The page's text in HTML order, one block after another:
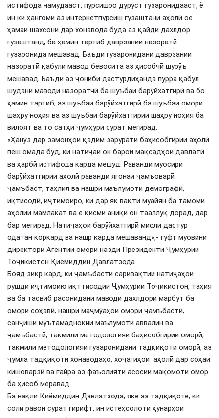
истифода намудааст, пурсишро дуруст гузаронидааст, ё
ин ки ҳангоми аз интернетпурсиш гузаштани аҳолӣ оё
ҳамаи шахсони дар хонавода буда аз қайди дахлдор
гузаштанд, ба ҳамин тартиб даврзании назоратӣ
гузаронида мешавад. Баъди гузаронидани даврзании
назоратӣ қабули мавод бевосита аз ҳисобчӣ шурӯъ
мешавад. Баъди аз ҷониби дастурдиҳанда пурра қабул
шудани маводи назоратчӣ ба шуъбаи барӯйхатгирӣ ва бо
ҳамин тартиб, аз шуъбаи барӯйхатгирӣ ба шуъбаи омори
шаҳру ноҳия ва аз шуъбаи барӯйхатгирии шаҳру ноҳия ба
вилоят ва то сатҳи ҷумҳурӣ сурат мегирад.
«Ҳанӯз дар замонҳои қадим зарурати баҳисобгирии аҳолӣ
пеш омада буд, ки натиҷаи он барои мақсадҳои давлатӣ
ва ҳарбӣ истифода карда мешуд. Раванди муосири
барӯйхатгирии аҳолӣ раванди ягонаи ҷамъоварӣ,
ҷамъбаст, таҳлил ва нашри маълумоти демографӣ,
иқтисодӣ, иҷтимоиро, ки дар як вақти муайян ба тамоми
аҳолии мамлакат ва ё қисми аниқи он тааллуқ дорад, дар
бар мегирад. Натиҷаҳои барӯйхатгирӣ мисли дастур
одатан коркард ва нашр карда мешаванд»,- гуфт муовини
директори Агентии омори назди Президенти Ҷумҳурии
Тоҷикистон Қиёмиддин Давлатзода.
Бояд зикр кард, ки ҷамъбасти саривақтии натиҷаҳои
рушди иҷтимоию иқттисодии Ҷумҳурии Тоҷикистон, таҳия
ва ба тасвиб расонидани маводи дахлдори марбут ба
омори соҳавӣ, нашри маҷмӯаҳои омори ҷамъбастӣ,
санҷиши мӯътамаднокии маълумоти аввалин ва
ҷамъбастӣ, такмили методологияи баҳисобгирии оморӣ,
такмили методологияи гузаронидани тадқиқоти оморӣ, аз
ҷумла тадқиқоти хонаводаҳо, хоҷагиҳои аҳолӣ дар соҳаи
кишоварзӣ ва ғайра аз фаъолияти асосии мақомоти омор
ба ҳисоб меравад.
Ба нақли Қиёмиддин Давлатзода, яке аз тадқиқоте, ки
соли равон сурат гирифт, ин истеҳсолоти ҳунарҳои